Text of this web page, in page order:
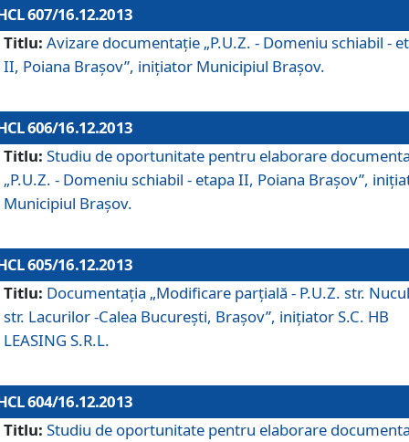
607/16.12.2013
Titlu: Avizare documentaţie „P.U.Z. - Domeniu schiabil -
II, Poiana Braşov”, iniţiator Municipiul Braşov.
606/16.12.2013
Titlu: Studiu de oportunitate pentru elaborare
„P.U.Z. - Domeniu schiabil - etapa II, Poiana Braşov”,
Municipiul Braşov.
605/16.12.2013
Titlu: Documentaţia „Modificare parţială - P.U.Z. str.
str. Lacurilor -Calea Bucureşti, Braşov”, iniţiator S.C. HB
LEASING S.R.L.
604/16.12.2013
Titlu: Studiu de oportunitate pentru elaborare